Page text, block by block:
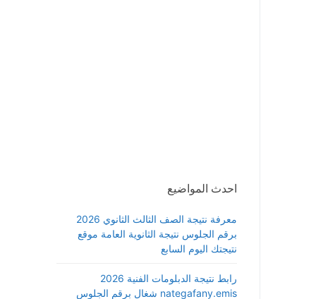
احدث المواضيع
معرفة نتيجة الصف الثالث الثانوي 2026
برقم الجلوس نتيجة الثانوية العامة موقع
نتيجتك اليوم السابع
رابط نتيجة الدبلومات الفنية 2026
nategafany.emis شغال برقم الجلوس